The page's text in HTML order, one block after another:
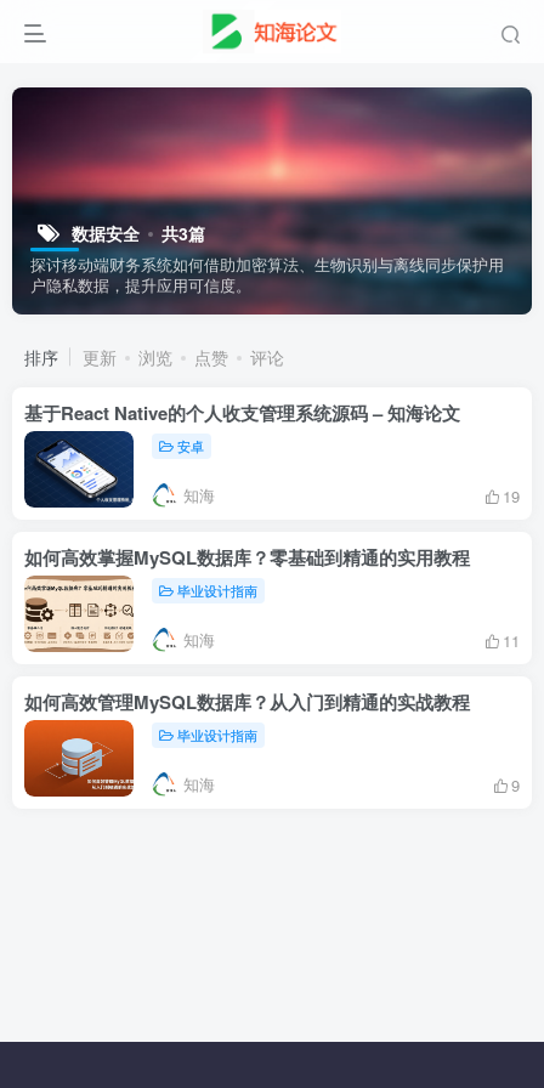
数据安全 共3篇
探讨移动端财务系统如何借助加密算法、生物识别与离线同步保护用
户隐私数据，提升应用可信度。
排序 更新 浏览 点赞 评论
基于React Native的个人收支管理系统源码 – 知海论文
安卓
知海 19
如何高效掌握MySQL数据库？零基础到精通的实用教程
毕业设计指南
知海 11
如何高效管理MySQL数据库？从入门到精通的实战教程
毕业设计指南
知海 9